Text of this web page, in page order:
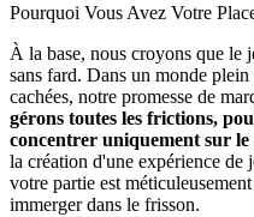
Pourquoi Vous Avez Votre
À la base, nous croyons que le
sans fard. Dans un monde
cachées, notre promesse de
gérons toutes les frictions,
concentrer uniquement sur le
la création d'une expérience de
votre partie est
immerger dans le frisson.